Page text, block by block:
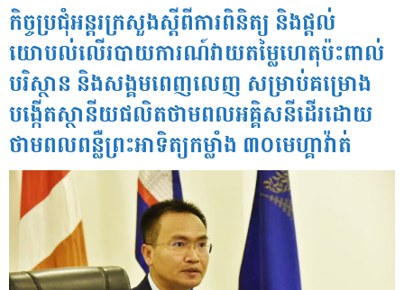
កិច្ចប្រជុំអន្តរក្រសួងស្តីពីការពិនិត្យ និងផ្តល់
យោបល់លើរបាយការណ៍វាយតម្លៃហេតុប៉ះពាល់
បរិស្ថាន និងសង្គមពេញលេញ សម្រាប់គម្រោង
បង្កើតស្ថានីយផលិតថាមពលអគ្គិសនីដើរដោយ
ថាមពលពន្លឺព្រះអាទិត្យកម្លាំង ៣០មេហ្គាវ៉ាត់